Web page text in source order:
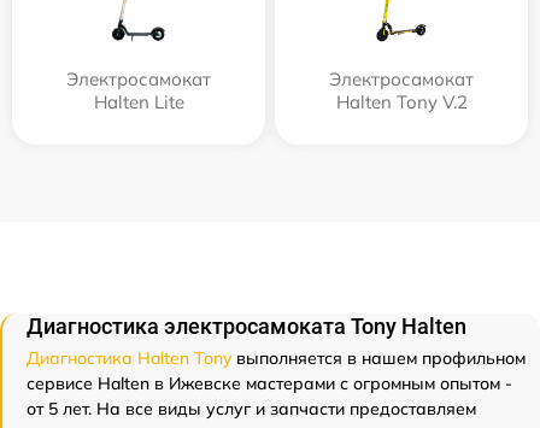
Электросамокат
Halten Lite
Электросамокат
Halten Tony V.2
Диагностика электросамоката Tony Halten
Диагностика Halten Tonyвыполняется в нашем профильном
сервисе Halten в Ижевске мастерами с огромным опытом -
от 5 лет. На все виды услуг и запчасти предоставляем